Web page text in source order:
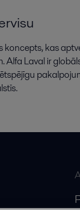
koncepts, kas
Alfa Laval ir